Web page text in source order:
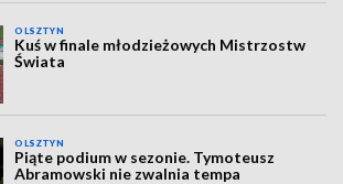
OLSZTYN
Kuś w finale młodzieżowych Mistrzostw
Świata
OLSZTYN
Piąte podium w sezonie. Tymoteusz
Abramowski nie zwalnia tempa